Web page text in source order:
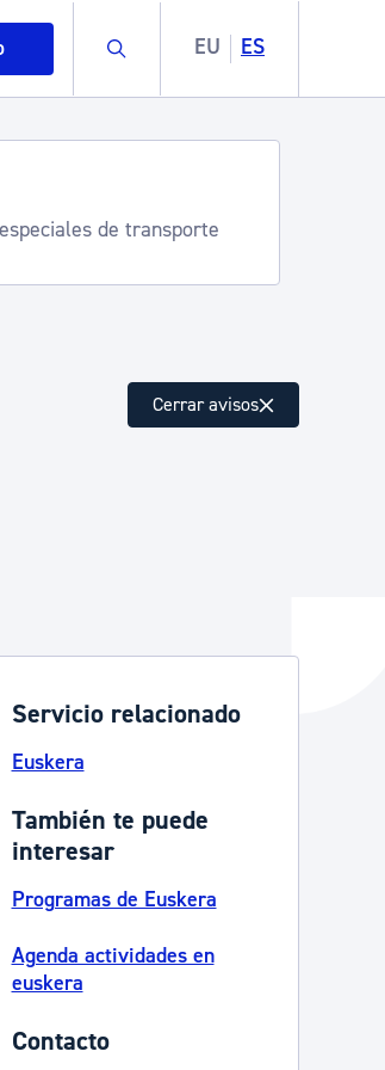
Buscar EU ES
de transporte
Cerrar avisos
Servicio relacionado
Euskera
También te puede
interesar
Programas de Euskera
Agenda actividades en
euskera
Contacto